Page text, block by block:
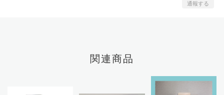
通報する
関連商品